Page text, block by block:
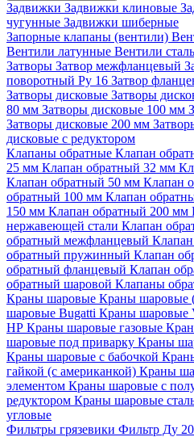
Задвижки Задвижки клиновые
чугунные Задвижки шиберные
Запорные клапаны (вентили)
Вентили латунные Вентили
Затворы Затвор межфланцевый
поворотный Ру 16 Затвор
Затворы дисковые Затворы
80 мм Затворы дисковые 100 мм
Затворы дисковые 200 мм
дисковые с редуктором
Клапаны обратные Клапан
25 мм Клапан обратный 32 мм
Клапан обратный 50 мм Клапан
обратный 100 мм Клапан
150 мм Клапан обратный 200 мм
нержавеющей стали Клапан
обратный межфланцевый
обратный пружинный Клапан
обратный фланцевый Клапан
обратный шаровой Клапаны
Краны шаровые Краны шаровые
шаровые Bugatti Краны шаровые
НР Краны шаровые газовые
шаровые под приварку Краны
Краны шаровые с бабочкой
гайкой (с американкой) Краны
элементом Краны шаровые с
редуктором Краны шаровые
угловые
Фильтры грязевики Фильтр Ду